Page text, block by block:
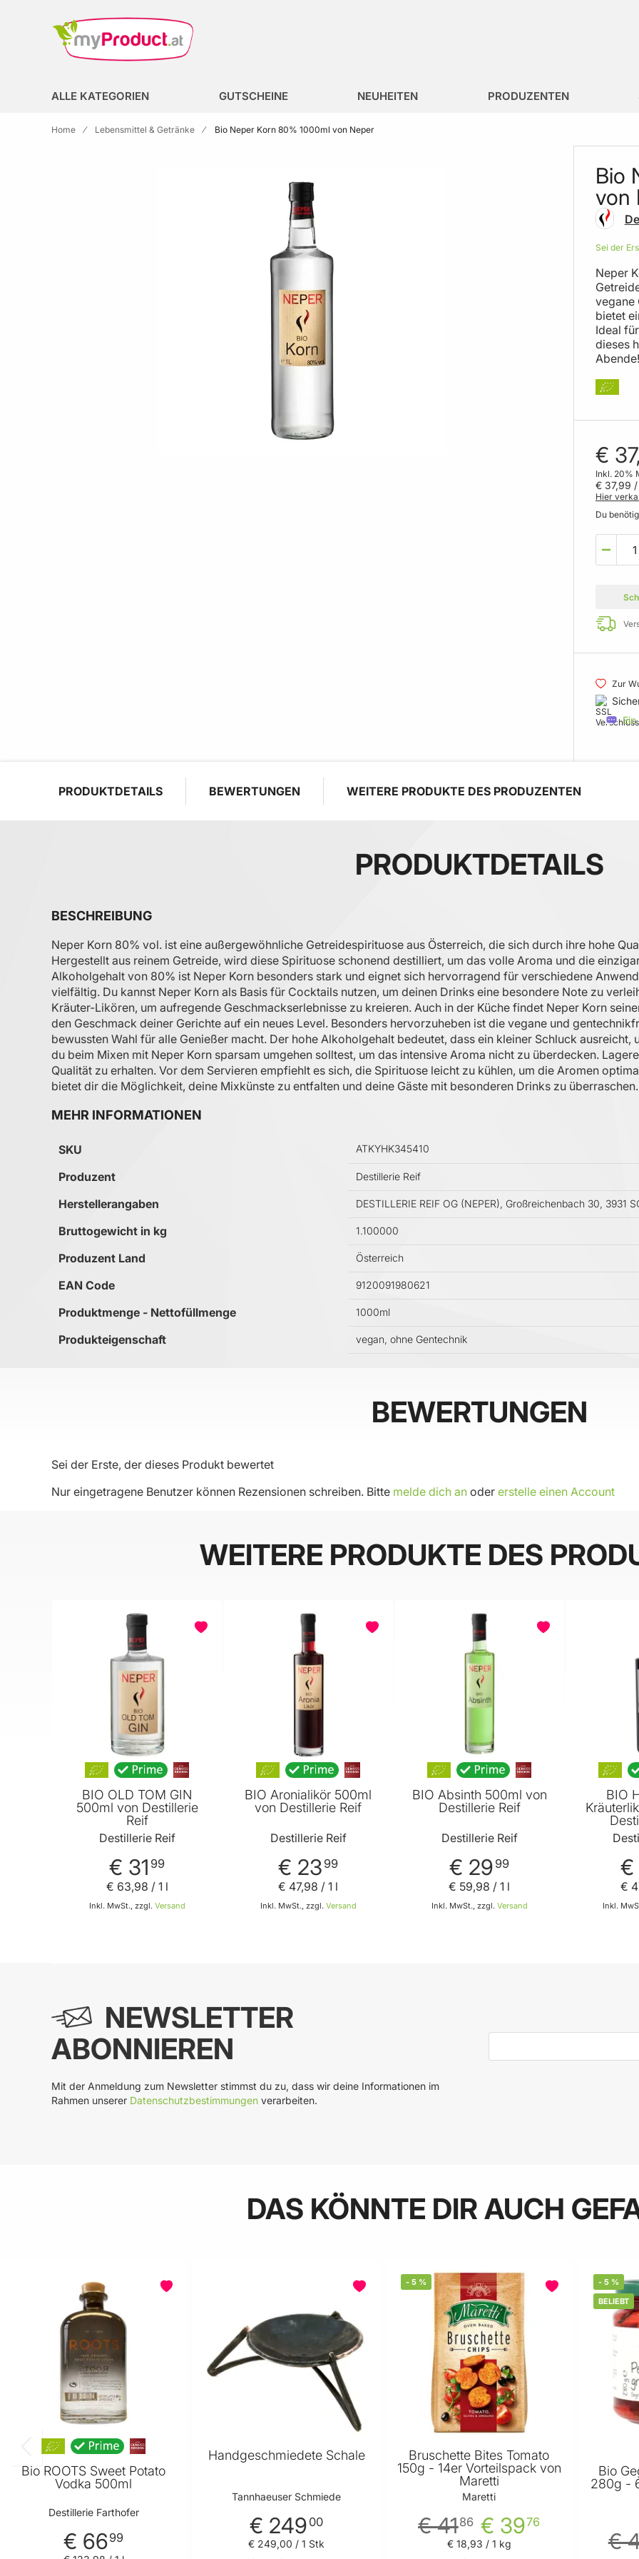
ALLE KATEGORIEN GUTSCHEINE NEUHEITEN PRODUZENTEN
Home Lebensmittel & Getränke Bio Neper Korn 80% 1000ml von Neper
Bio
von
Sei der
Neper
vegane
bietet
Ideal
dieses
Abende!
€
Inkl. 20%
€ 37,99
Hier
Du
Zur
PRODUKTDETAILS BEWERTUNGEN WEITERE PRODUKTE DES PRODUZENTEN
PRODUKTDETAILS
BESCHREIBUNG
Neper Korn 80% vol. ist eine außergewöhnliche Getreidespirituose aus Österreich, die sich durch ihre hohe
Hergestellt aus reinem Getreide, wird diese Spirituose schonend destilliert, um das volle Aroma und die
Alkoholgehalt von 80% ist Neper Korn besonders stark und eignet sich hervorragend für verschiedene
vielfältig. Du kannst Neper Korn als Basis für Cocktails nutzen, um deinen Drinks eine besondere Note zu
Kräuter-Likören, um aufregende Geschmackserlebnisse zu kreieren. Auch in der Küche findet Neper Korn
den Geschmack deiner Gerichte auf ein neues Level. Besonders hervorzuheben ist die vegane und
bewussten Wahl für alle Genießer macht. Der hohe Alkoholgehalt bedeutet, dass ein kleiner Schluck ausreicht,
du beim Mixen mit Neper Korn sparsam umgehen solltest, um das intensive Aroma nicht zu überdecken.
Qualität zu erhalten. Vor dem Servieren empfiehlt es sich, die Spirituose leicht zu kühlen, um die Aromen
bietet dir die Möglichkeit, deine Mixkünste zu entfalten und deine Gäste mit besonderen Drinks zu überraschen.
MEHR INFORMATIONEN
Mehr Informationen
SKU ATKYHK345410
Produzent Destillerie Reif
Herstellerangaben DESTILLERIE REIF OG (NEPER), Großreichenbach 30, 3931
Bruttogewicht in kg 1.100000
Produzent Land Österreich
EAN Code 9120091980621
Produktmenge - Nettofüllmenge 1000ml
Produkteigenschaft vegan, ohne Gentechnik
BEWERTUNGEN
Sei der Erste, der dieses Produkt bewertet
Nur eingetragene Benutzer können Rezensionen schreiben. Bitte melde dich an oder erstelle einen Account
WEITERE PRODUKTE DES
BIO OLD TOM GIN
500ml von Destillerie
Reif
Destillerie Reif
€ 31 99
Inkl. MwSt., zzgl. Versand
€ 63,98 / 1 l
BIO Aronialikör 500ml
von Destillerie Reif
Destillerie Reif
€ 23 99
Inkl. MwSt., zzgl. Versand
€ 47,98 / 1 l
BIO Absinth 500ml von
Destillerie Reif
Destillerie Reif
€ 29 99
Inkl. MwSt., zzgl. Versand
€ 59,98 / 1 l
BIO
€
Inkl.
€
NEWSLETTER
ABONNIEREN
Mit der Anmeldung zum Newsletter stimmst du zu, dass wir deine Informationen im
Rahmen unserer Datenschutzbestimmungen verarbeiten.
DAS KÖNNTE DIR AUCH
Bio ROOTS Sweet Potato
Vodka 500ml
Destillerie Farthofer
€ 6699
Handgeschmiedete Schale
Tannhaeuser Schmiede
€ 249 00
€ 249,00 / 1 Stk
- 5%
Bruschette Bites Tomato
150g - 14er Vorteilspack von
Maretti
Maretti
€ 3976
€ 4186
€ 18,93 / 1 kg
-5 %
BELIEBT
Bio
280g -
€